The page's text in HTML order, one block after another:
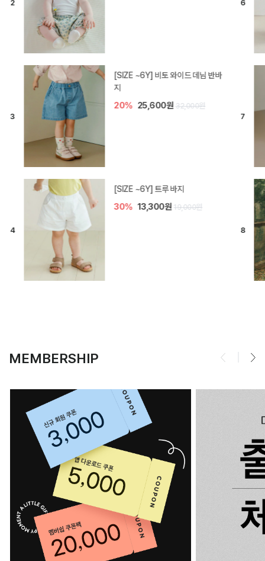
[SIZE ~6Y] 라핀 카프리 팬츠
30%
엘로디 니트 아기 바지
20% 16,000원 20,000원
MEMBERSHIP